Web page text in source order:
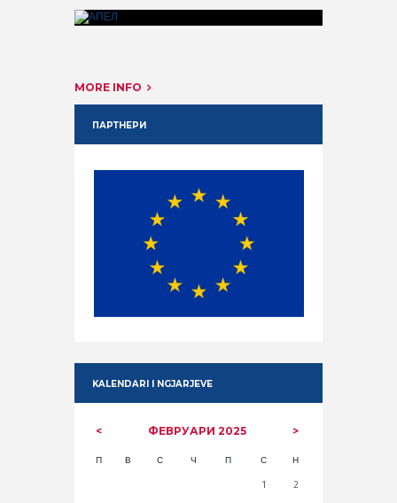
MORE INFO
ПАРТНЕРИ
KALENDARI I NGJARJEVE
ФЕВРУАРИ 2025
П В С Ч П С Н
1
2